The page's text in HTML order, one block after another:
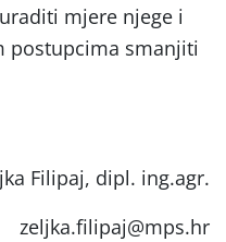
mjere njege i
postupcima smanjiti
Filipaj, dipl. ing.agr.
zeljka.filipaj@mps.hr